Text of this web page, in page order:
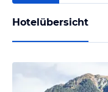
Hotelübersicht